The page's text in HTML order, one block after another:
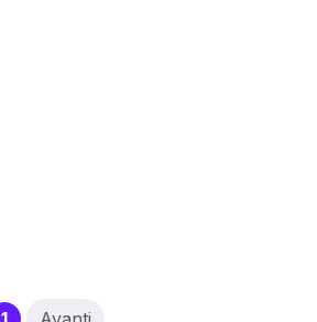
(current)